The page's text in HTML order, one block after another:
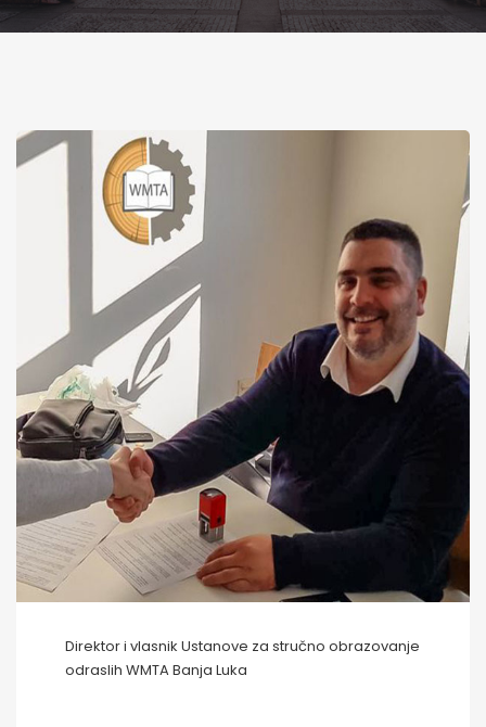
Direktor i vlasnik Ustanove za stručno obrazovanje
odraslih WMTA Banja Luka